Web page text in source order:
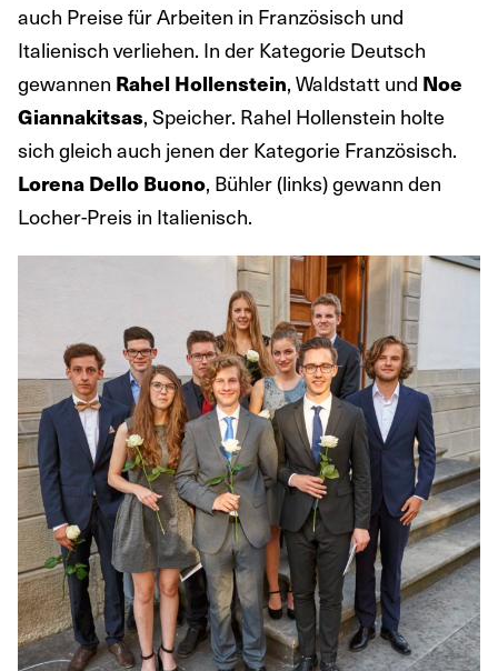
auch Preise für Arbeiten in Französisch und
Italienisch verliehen. In der Kategorie Deutsch
gewannen Rahel Hollenstein, Waldstatt und Noe
Giannakitsas, Speicher. Rahel Hollenstein holte
sich gleich auch jenen der Kategorie Französisch.
Lorena Dello Buono, Bühler (links) gewann den
Locher-Preis in Italienisch.